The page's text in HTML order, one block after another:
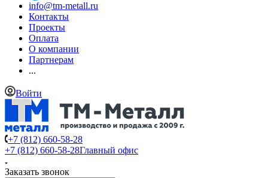
info@tm-metall.ru
Контакты
Проекты
Оплата
О компании
Партнерам
...
Войти
+7 (812) 660-58-28
+7 (812) 660-58-28Главный офис
Заказать звонок